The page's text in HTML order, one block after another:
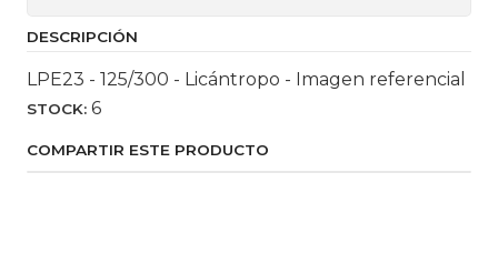
DESCRIPCIÓN
LPE23 - 125/300 - Licántropo - Imagen referencial
STOCK: 6
COMPARTIR ESTE PRODUCTO